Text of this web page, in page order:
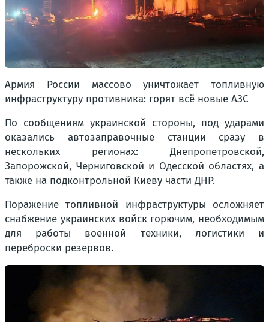
Армия России массово уничтожает топливную
инфраструктуру противника: горят всё новые АЗС
По сообщениям украинской стороны, под ударами
оказались автозаправочные станции сразу в
нескольких регионах: Днепропетровской,
Запорожской, Черниговской и Одесской областях, а
также на подконтрольной Киеву части ДНР.
Поражение топливной инфраструктуры осложняет
снабжение украинских войск горючим, необходимым
для работы военной техники, логистики и
переброски резервов.